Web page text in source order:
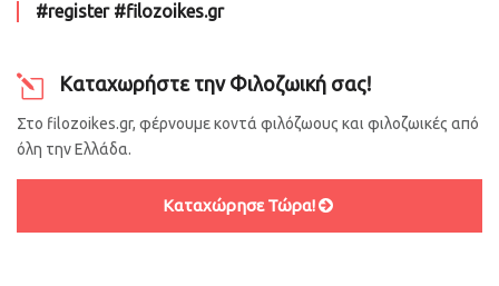
#register #filozoikes.gr
Καταχωρήστε την Φιλοζωική σας!
Στο filozoikes.gr, φέρνουμε κοντά φιλόζωους και φιλοζωικές από
όλη την Ελλάδα.
Καταχώρησε Τώρα!